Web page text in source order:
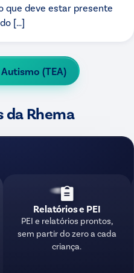
que deve estar presente
[…]
Autismo (TEA)
da Rhema
Relatórios e PEI
PEI e relatórios prontos,
sem partir do zero a cada
criança.